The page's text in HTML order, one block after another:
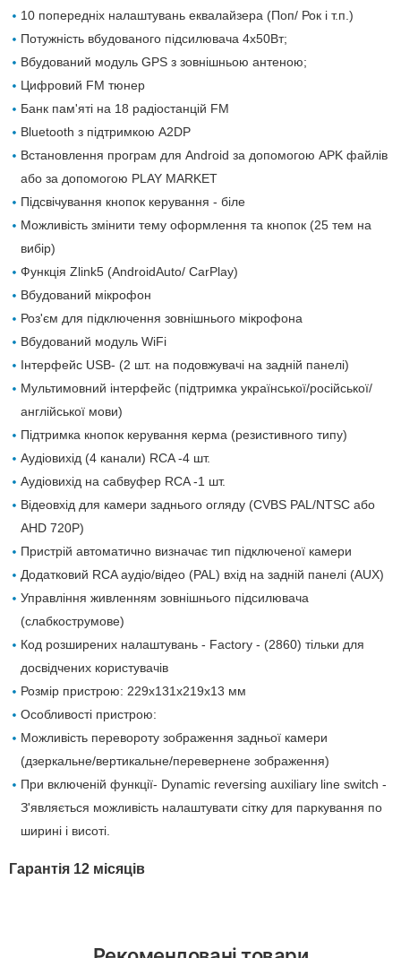
10 попередніх налаштувань еквалайзера (Поп/ Рок і т.п.)
Потужність вбудованого підсилювача 4х50Вт;
Вбудований модуль GPS з зовнішньою антеною;
Цифровий FM тюнер
Банк пам'яті на 18 радіостанцій FM
Вluetooth з підтримкою A2DP
Встановлення програм для Android за допомогою APK файлів
або за допомогою PLAY MARKET
Підсвічування кнопок керування - біле
Можливість змінити тему оформлення та кнопок (25 тем на
вибір)
Функція Zlink5 (AndroidAuto/ CarPlay)
Вбудований мікрофон
Роз'єм для підключення зовнішнього мікрофона
Вбудований модуль WiFi
Інтерфейс USB- (2 шт. на подовжувачі на задній панелі)
Мультимовний інтерфейс (підтримка української/російської/
англійської мови)
Підтримка кнопок керування керма (резистивного типу)
Аудіовихід (4 канали) RCA -4 шт.
Аудіовихід на сабвуфер RCA -1 шт.
Відеовхід для камери заднього огляду (CVBS PAL/NTSC або
AHD 720P)
Пристрій автоматично визначає тип підключеної камери
Додатковий RCA аудіо/відео (PAL) вхід на задній панелі (AUX)
Управління живленням зовнішнього підсилювача
(слабкострумове)
Код розширених налаштувань - Factory - (2860) тільки для
досвідчених користувачів
Розмір пристрою: 229х131х219х13 мм
Особливості пристрою:
Можливість перевороту зображення задньої камери
(дзеркальне/вертикальне/перевернене зображення)
При включеній функції- Dynamic reversing auxiliary line switch -
З'являється можливість налаштувати сітку для паркування по
ширині і висоті.
Гарантія 12 місяців